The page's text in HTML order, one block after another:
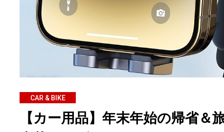
CAR & BIKE
【カー用品】年末年始の帰省＆